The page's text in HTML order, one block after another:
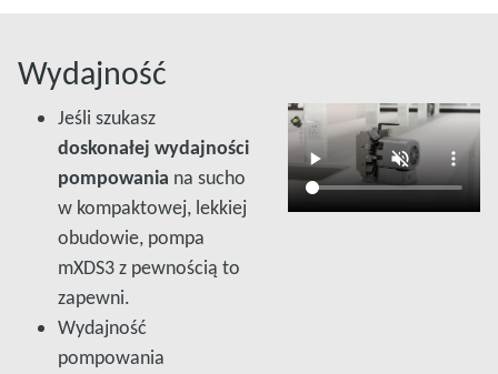
Wydajność
Jeśli szukasz
doskonałej wydajności
pompowania na sucho
w kompaktowej, lekkiej
obudowie, pompa
mXDS3 z pewnością to
zapewni.
Wydajność
pompowania